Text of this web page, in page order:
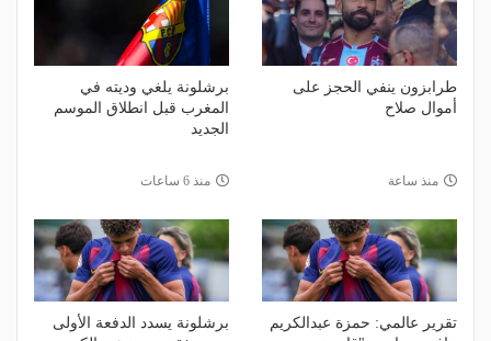
طرابزون ينفي الحجز على
أموال صلاح
منذ ساعة
برشلونة يلغي وديته في
المغرب قبل انطلاق الموسم
الجديد
منذ 6 ساعات
تقرير عالمي: حمزة عبدالكريم
برشلونة يسدد الدفعة الأولى